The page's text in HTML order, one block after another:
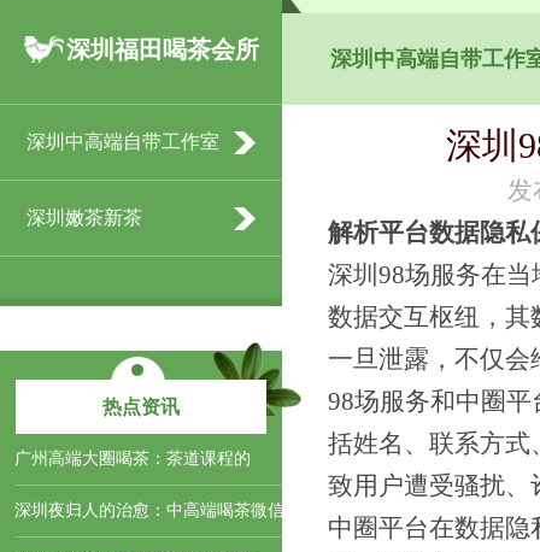
深圳福田喝茶会所 深圳中高端自带工作
深圳中高端自带工作室
深圳嫩茶新茶
热点资讯
‌广州高端大圈喝茶‌：茶道课程的
深圳夜归人的治愈：中高端喝茶微信
深圳
发
解析平台数据隐私
深圳98场服务在
数据交互枢纽，其
一旦泄露，不仅
98场服务和中圈
括姓名、联系方式
致用户遭受骚扰、
中圈平台在数据